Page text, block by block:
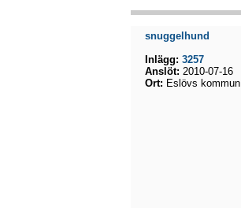
snuggelhund
Inlägg: 3257
Anslöt: 2010-07-16
Ort: Eslövs kommun